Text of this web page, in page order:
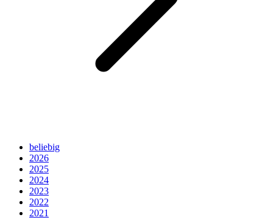
beliebig
2026
2025
2024
2023
2022
2021